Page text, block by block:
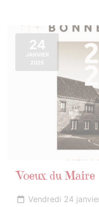
24
JANVIER
2025
Voeux du Maire
Vendredi 24